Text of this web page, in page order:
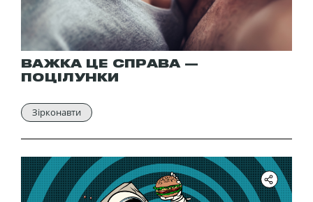
ВАЖКА ЦЕ СПРАВА —
ПОЦІЛУНКИ
Зірконавти